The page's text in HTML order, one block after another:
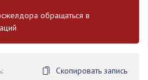
обращаться в
Скопировать запись